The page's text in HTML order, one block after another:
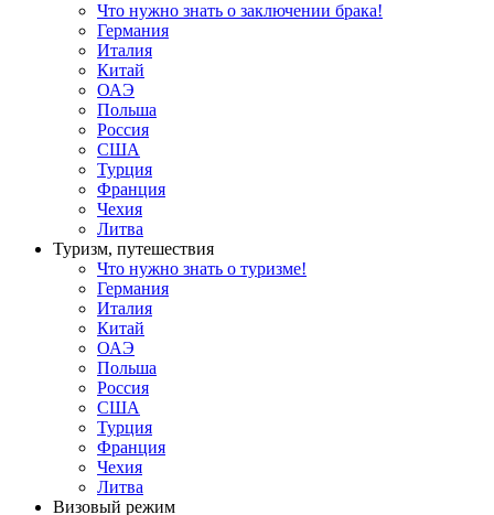
Что нужно знать о заключении брака!
Германия
Италия
Китай
ОАЭ
Польша
Россия
США
Турция
Франция
Чехия
Литва
Туризм, путешествия
Что нужно знать о туризме!
Германия
Италия
Китай
ОАЭ
Польша
Россия
США
Турция
Франция
Чехия
Литва
Визовый режим